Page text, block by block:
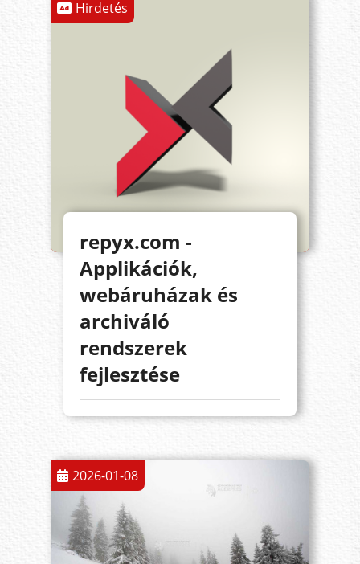
Hirdetés
repyx.com -
Applikációk,
webáruházak és
archiváló
rendszerek
fejlesztése
2026-01-08